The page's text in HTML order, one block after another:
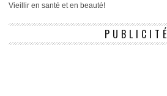
Vieillir en santé et en beauté!
PUBLICITÉ